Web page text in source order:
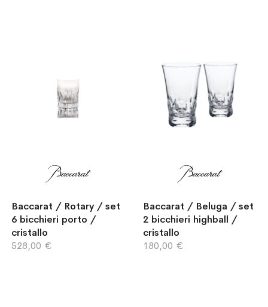
Baccarat / Rotary / set
6 bicchieri porto /
cristallo
528,00 €
Baccarat / Beluga / set
2 bicchieri highball /
cristallo
180,00 €